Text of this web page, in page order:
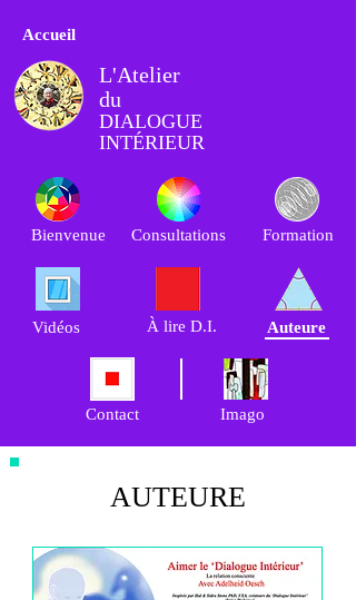
Accueil
L'Atelier
du
DIALOGUE
INTÉRIEUR
Bienvenue Consultations Formation
Vidéos À lire D.I. Auteure
Contact Imago
AUTEURE